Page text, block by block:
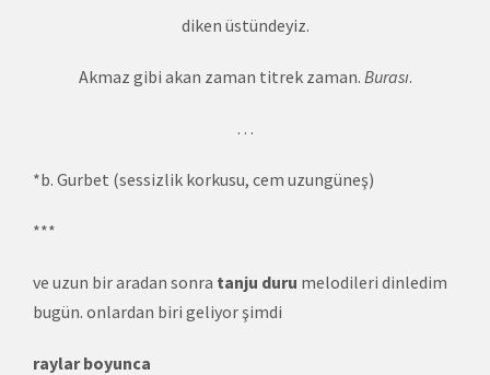
diken üstündeyiz.
Akmaz gibi akan zaman titrek zaman. Burası.
…
*b. Gurbet (sessizlik korkusu, cem uzungüneş)
***
ve uzun bir aradan sonra tanju duru melodileri dinledim
bugün. onlardan biri geliyor şimdi
raylar boyunca